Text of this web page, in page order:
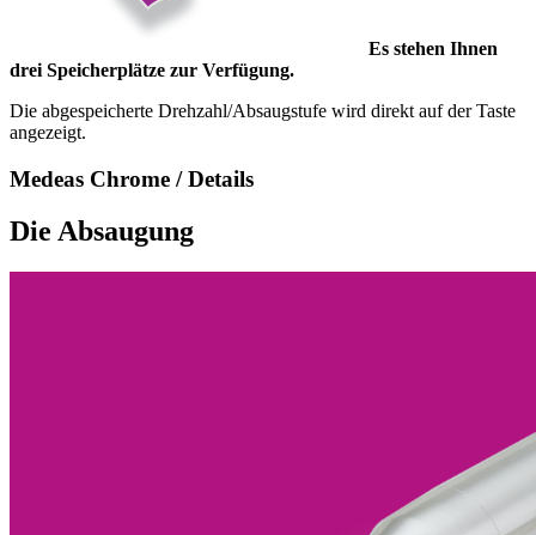
Es stehen Ihnen
drei Speicherplätze zur Verfügung.
Die abgespeicherte Drehzahl/Absaugstufe wird direkt auf der Taste
angezeigt.
Medeas Chrome / Details
Die Absaugung